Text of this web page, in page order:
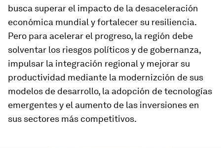
busca superar el impacto de la desaceleración
económica mundial y fortalecer su resiliencia.
Pero para acelerar el progreso, la región debe
solventar los riesgos políticos y de gobernanza,
impulsar la integración regional y mejorar su
productividad mediante la modernizción de sus
modelos de desarrollo, la adopción de tecnologías
emergentes y el aumento de las inversiones en
sus sectores más competitivos.